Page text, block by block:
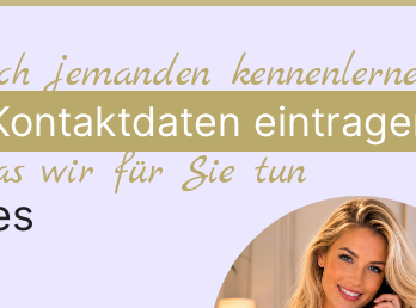
jemanden
wir für Sie tun